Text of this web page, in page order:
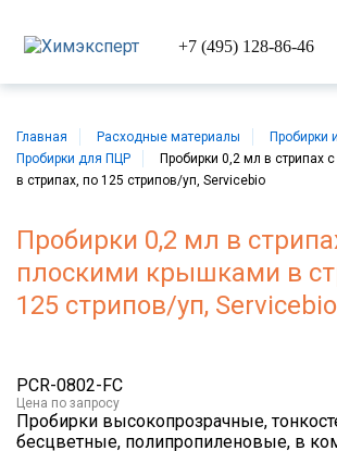
+7 (495) 128-86-46
Главная Расходные материалы
Пробирки
Пробирки для ПЦР
Пробирки 0,2 мл в стрипах
в стрипах, по 125 стрипов/уп, Servicebio
Пробирки 0,2 мл в
плоскими крышками в
125 стрипов/уп, Servicebio
PCR-0802-FC
Цена по запросу
Пробирки высокопрозрачные,
бесцветные, полипропиленовые, в